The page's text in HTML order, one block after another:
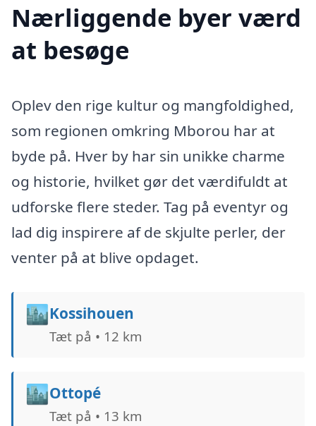
Nærliggende byer værd
at besøge
Oplev den rige kultur og mangfoldighed,
som regionen omkring Mborou har at
byde på. Hver by har sin unikke charme
og historie, hvilket gør det værdifuldt at
udforske flere steder. Tag på eventyr og
lad dig inspirere af de skjulte perler, der
venter på at blive opdaget.
🏙️Kossihouen
Tæt på • 12 km
🏙️Ottopé
Tæt på • 13 km